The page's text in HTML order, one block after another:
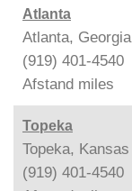
Atlanta
Atlanta, Georgia
(919) 401-4540
Afstand miles
Topeka
Topeka, Kansas
(919) 401-4540